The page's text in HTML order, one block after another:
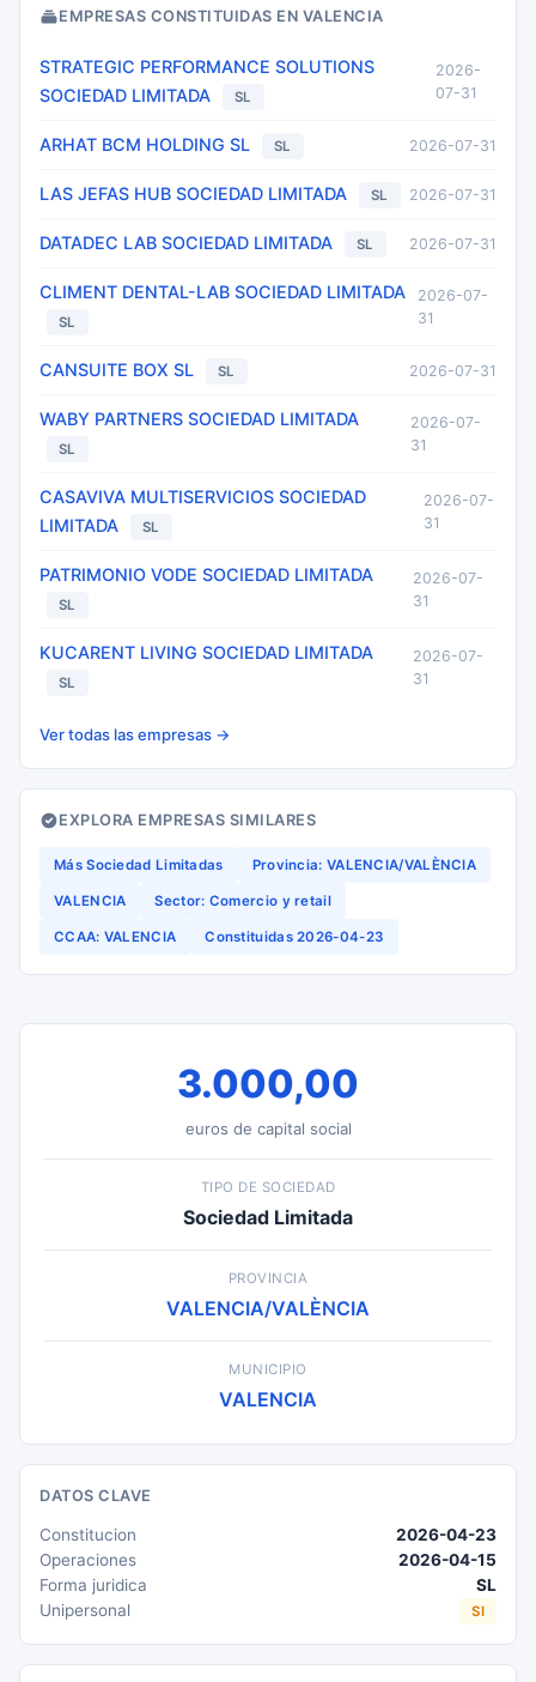
EMPRESAS CONSTITUIDAS EN VALENCIA
STRATEGIC PERFORMANCE SOLUTIONS
SOCIEDAD LIMITADA
SL
2026-
07-31
ARHAT BCM HOLDING SL SL 2026-07-31
LAS JEFAS HUB SOCIEDAD LIMITADA SL 2026-07-31
DATADEC LAB SOCIEDAD LIMITADA SL 2026-07-31
CLIMENT DENTAL-LAB SOCIEDAD LIMITADA
SL
2026-07-
31
CANSUITE BOX SL SL 2026-07-31
WABY PARTNERS SOCIEDAD LIMITADA
SL
2026-07-
31
CASAVIVA MULTISERVICIOS SOCIEDAD
LIMITADA
SL
2026-07-
31
PATRIMONIO VODE SOCIEDAD LIMITADA
SL
2026-07-
31
KUCARENT LIVING SOCIEDAD LIMITADA
SL
2026-07-
31
Ver todas las empresas →
EXPLORA EMPRESAS SIMILARES
Más Sociedad Limitadas Provincia: VALENCIA/VALÈNCIA
VALENCIA Sector: Comercio y retail
CCAA: VALENCIA Constituidas 2026-04-23
3.000,00
euros de capital social
TIPO DE SOCIEDAD
Sociedad Limitada
PROVINCIA
VALENCIA/VALÈNCIA
MUNICIPIO
VALENCIA
DATOS CLAVE
Constitucion
2026-04-23
Operaciones
2026-04-15
Forma juridica
SL
Unipersonal
SI